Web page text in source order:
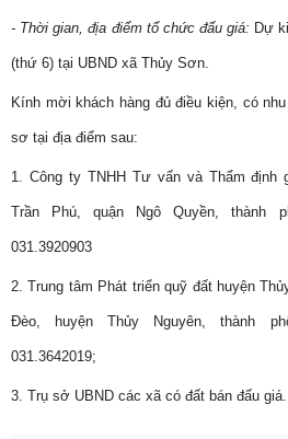
- Thời gian, địa điểm tổ chức đấu giá: Dự
(thứ 6) tại UBND xã Thủy Sơn.
Kính mời khách hàng đủ điều kiện, có
sơ tại địa điểm sau:
1. Công ty TNHH Tư vấn và Thẩm định
Trần Phú, quận Ngô Quyền, thành
031.3920903
2. Trung tâm Phát triển quỹ đất huyện
Đèo, huyện Thủy Nguyên, thành
031.3642019;
3. Trụ sở UBND các xã có đất bán đấu giá.